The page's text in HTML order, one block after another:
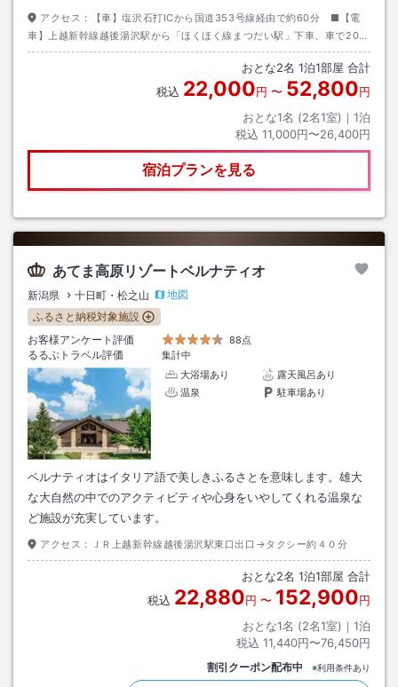
アクセス：
【車】塩沢石打ICから国道353号線経由で約60分 ■【電
車】上越新幹線越後湯沢駅から「ほくほく線まつだい駅」下車、車で20
分 ■【送迎】要事前予約。お迎えはまつだい駅【15：18】発の1便とな
おとな2名 1泊1部屋 合計
税込 22,000円 〜 52,800円
おとな1名 (2名1室)｜ 1泊
税込 11,000円〜26,400円
宿泊プランを見る
あてま高原リゾートベルナティオ
新潟県 十日町・松之山
地図
ふるさと納税対象施設
お客様アンケート評価
88点
るるぶトラベル評価
集計中
大浴場あり
露天風呂あり
温泉
駐車場あり
ベルナティオはイタリア語で美しきふるさとを意味します。雄大
な大自然の中でのアクティビティや心身をいやしてくれる温泉な
ど施設が充実しています。
アクセス： ＪＲ上越新幹線越後湯沢駅東口出口→タクシー約４０分
おとな2名 1泊1部屋 合計
税込 22,880円 〜 152,900円
おとな1名 (2名1室)｜ 1泊
税込 11,440円〜76,450円
割引クーポン配布中 ※利用条件あり